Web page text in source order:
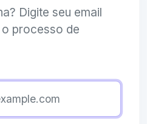
Digite seu email
processo de